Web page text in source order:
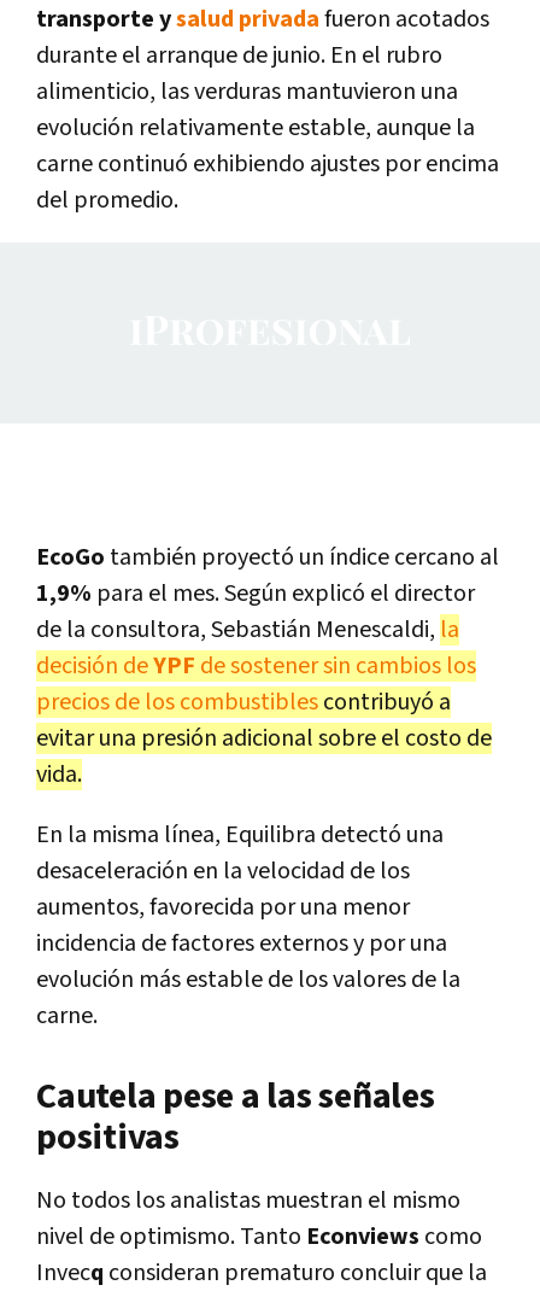
transporte ysalud privadafueron acotados
durante el arranque de junio. En el rubro
alimenticio, las verduras mantuvieron una
evolución relativamente estable, aunque la
carne continuó exhibiendo ajustes por encima
del promedio.
EcoGo también proyectó un índice cercano al
1,9% para el mes. Según explicó el director
de la consultora, Sebastián Menescaldi, la
decisión deYPF de sostener sin cambios los
precios de los combustiblescontribuyó a
evitar una presión adicional sobre el costo de
vida.
En la misma línea, Equilibra detectó una
desaceleración en la velocidad de los
aumentos, favorecida por una menor
incidencia de factores externos y por una
evolución más estable de los valores de la
carne.
Cautela pese a las señales
positivas
No todos los analistas muestran el mismo
nivel de optimismo. Tanto Econviews como
Invecq consideran prematuro concluir que la